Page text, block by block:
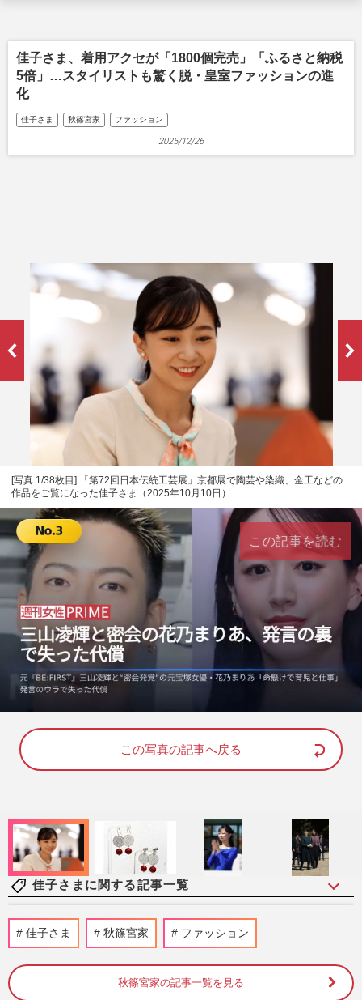
佳子さま、着用アクセが「1800個完売」「ふるさと納税
5倍」…スタイリストも驚く脱・皇室ファッションの進
化
佳子さま 秋篠宮家 ファッション
2025/12/26
[写真 1/38枚目] 「第72回日本伝統工芸展」京都展で陶芸や染織、金工などの
作品をご覧になった佳子さま（2025年10月10日）
n
u
o
d
:
この記事を読む
この写真の記事へ戻る
佳子さまに関する記事一覧
《佳子さまの歩み》皇室典範改正案の成立
に天皇陛下、愛子さまらの考えは？疑問が
週刊女性2026年8月11日号 2026/8/2
佳子さま 秋篠宮家 ファッション
秋篠宮家の記事一覧を見る